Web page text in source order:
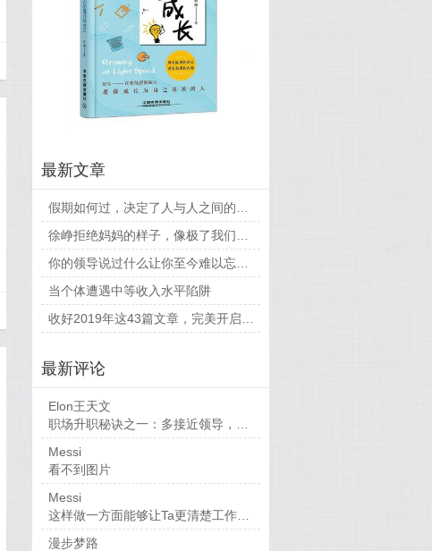
最新文章
当个体遭遇中等收入水平陷阱
最新评论
Elon王天文
职场升职秘诀之一：多接近领导，当然，多做...
Messi
看不到图片
Messi
这样做一方面能够让Ta更清楚工作要求，也...
漫步梦路